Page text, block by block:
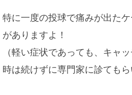
特に一度の投球で痛みが出た
がありますよ！
（軽い症状であっても、キャ
時は続けずに専門家に診てもら